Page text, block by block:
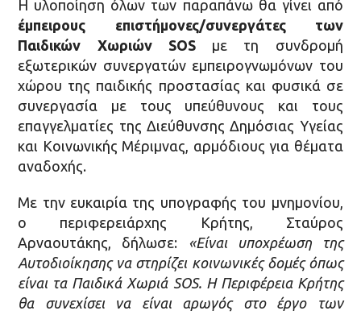
Η υλοποίηση όλων των παραπάνω θα γίνει από
έμπειρους επιστήμονες/συνεργάτες των
Παιδικών Χωριών SOSμε τη συνδρομή
εξωτερικών συνεργατών εμπειρογνωμόνων του
χώρου της παιδικής προστασίας και φυσικά σε
συνεργασία με τους υπεύθυνους και τους
επαγγελματίες της Διεύθυνσης Δημόσιας Υγείας
και Κοινωνικής Μέριμνας, αρμόδιους για θέματα
αναδοχής.
Με την ευκαιρία της υπογραφής του μνημονίου,
ο περιφερειάρχης Κρήτης, Σταύρος
Αρναουτάκης, δήλωσε:
«Είναι υποχρέωση της
Αυτοδιοίκησης να στηρίζει κοινωνικές δομές όπως
είναι τα Παιδικά Χωριά SOS. Η Περιφέρεια Κρήτης
θα συνεχίσει να είναι αρωγός στο έργο των